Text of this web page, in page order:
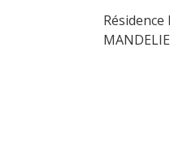
Résidence